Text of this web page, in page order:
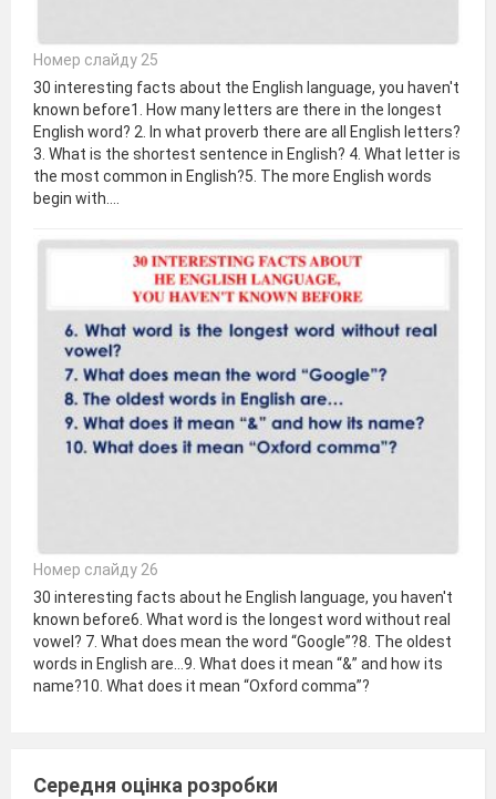
Номер слайду 25
30 interesting facts about the English language, you haven't
known before1. How many letters are there in the longest
English word? 2. In what proverb there are all English letters?
3. What is the shortest sentence in English? 4. What letter is
the most common in English?5. The more English words
begin with….
Номер слайду 26
30 interesting facts about he English language, you haven't
known before6. What word is the longest word without real
vowel? 7. What does mean the word “Google”?8. The oldest
words in English are…9. What does it mean “&” and how its
name?10. What does it mean “Oxford comma”?
Середня оцінка розробки